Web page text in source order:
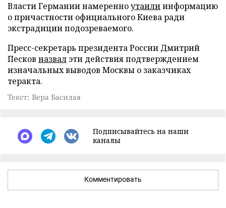
Власти Германии намеренноутаилиинформацию
о причастности официального Киева ради
экстрадиции подозреваемого.
Пресс-секретарь президента России Дмитрий
Песков назвал эти действия подтверждением
изначальных выводов Москвы о заказчиках
теракта.
Текст: Вера Басилая
Подписывайтесь на наши
каналы
Комментировать